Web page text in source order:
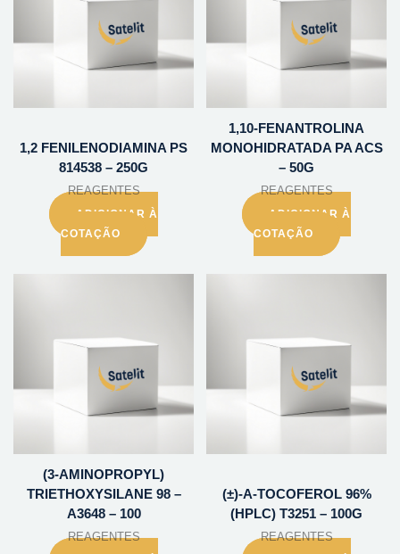
1,2 FENILENODIAMINA PS
814538 – 250G
REAGENTES
ADICIONAR À
COTAÇÃO
1,10-FENANTROLINA
MONOHIDRATADA PA ACS
– 50G
REAGENTES
ADICIONAR À
COTAÇÃO
(3-AMINOPROPYL)
TRIETHOXYSILANE 98 –
A3648 – 100
REAGENTES
(±)-A-TOCOFEROL 96%
(HPLC) T3251 – 100G
REAGENTES